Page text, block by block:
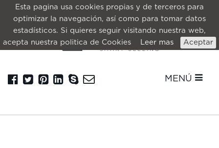
Esta pagina usa cookies propias y de terceros para
optimizar la navegación, así como para tomar datos
estadísticos. Si quieres seguir visitando nuestra web,
acepta nuestra politica de Cookies
Leer mas Aceptar
MENÚ